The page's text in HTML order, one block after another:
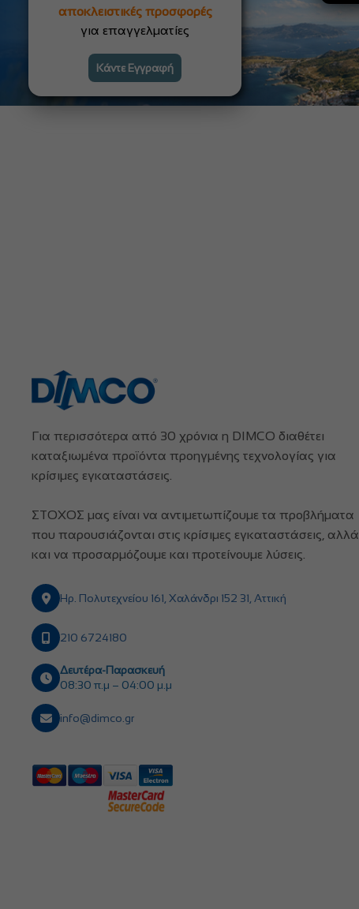
αποκλειστικές προσφορές
για επαγγελματίες
Κάντε Εγγραφή
Για περισσότερα από 30 χρόνια η DIMCO διαθέτει
καταξιωμένα προϊόντα προηγμένης τεχνολογίας για
κρίσιμες εγκαταστάσεις.
ΣΤΟΧΟΣ μας είναι να αντιμετωπίζουμε τα προβλήματα
που παρουσιάζονται στις κρίσιμες εγκαταστάσεις, αλλά
και να προσαρμόζουμε και προτείνουμε λύσεις.
Ηρ. Πολυτεχνείου 161, Χαλάνδρι 152 31, Αττική
210 6724180
Δευτέρα-Παρασκευή
08:30 π.μ – 04:00 μ.μ
info@dimco.gr